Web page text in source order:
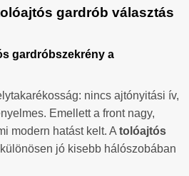
gardrób választás
gardróbszekrény a
nincs ajtónyitási ív,
Emellett a front nagy,
modern hatást kelt. A tolóajtós
jó kisebb hálószobában